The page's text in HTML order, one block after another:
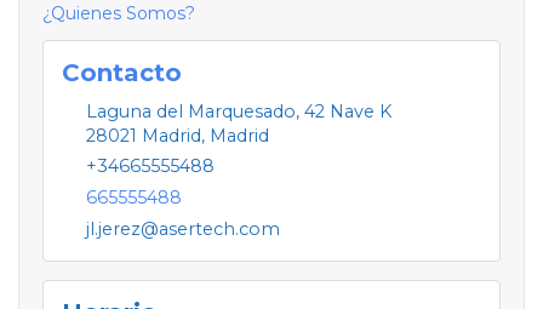
¿Quienes Somos?
Contacto
Laguna del Marquesado, 42 Nave K
28021 Madrid, Madrid
+34665555488
665555488
jl.jerez@asertech.com